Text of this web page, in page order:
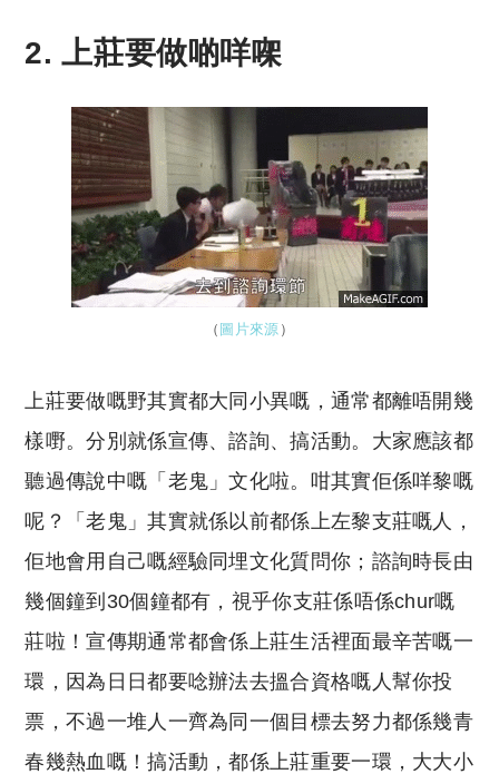
2. 上莊要做啲咩㗎
（ 圖片來源 ）
上莊要做嘅野其實都大同小異嘅，通常都離唔開幾
樣嘢。分別就係宣傳、諮詢、搞活動。大家應該都
聽過傳說中嘅「老鬼」文化啦。咁其實佢係咩黎嘅
呢？「老鬼」其實就係以前都係上左黎支莊嘅人，
佢地會用自己嘅經驗同埋文化質問你；諮詢時長由
幾個鐘到30個鐘都有，視乎你支莊係唔係chur嘅
莊啦！宣傳期通常都會係上莊生活裡面最辛苦嘅一
環，因為日日都要唸辦法去搵合資格嘅人幫你投
票，不過一堆人一齊為同一個目標去努力都係幾青
春幾熱血嘅！搞活動，都係上莊重要一環，大大小